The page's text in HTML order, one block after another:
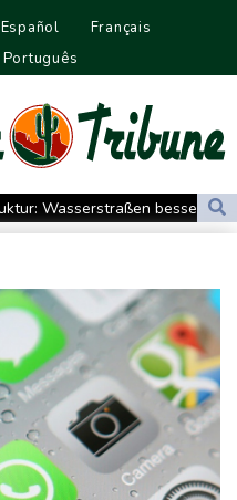
Español
Français
Português
Wasserstraßen besser an
Rekorde in England
womöglich
fordern
Bilger lädt zu